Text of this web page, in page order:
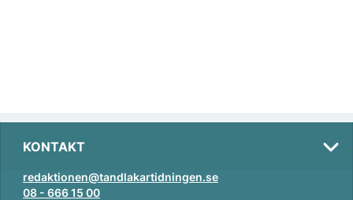
KONTAKT
redaktionen@tandlakartidningen.se
08 - 666 15 00